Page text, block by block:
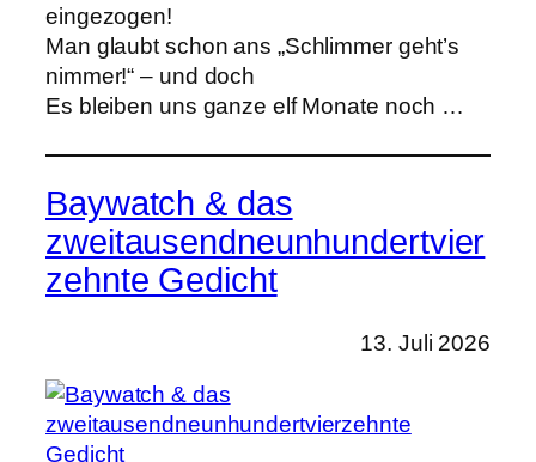
eingezogen!
Man glaubt schon ans „Schlimmer geht’s
nimmer!“ – und doch
Es bleiben uns ganze elf Monate noch …
Baywatch & das
zweitausendneunhundertvier
zehnte Gedicht
13. Juli 2026